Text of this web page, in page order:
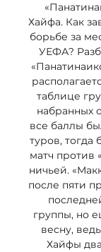
Хайфа. Как
борьбе за
УЕФА?
таблице
набранных
все баллы
туров, тогда
матч против
ничьей.
после пяти
группы, но
весну,
Хайфы